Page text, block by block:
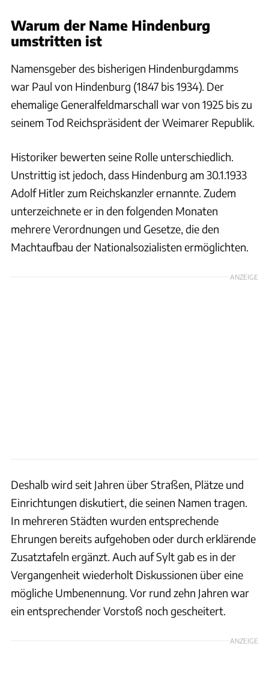
Warum der Name Hindenburg
umstritten ist
Namensgeber des bisherigen Hindenburgdamms
war Paul von Hindenburg (1847 bis 1934). Der
ehemalige Generalfeldmarschall war von 1925 bis zu
seinem Tod Reichspräsident der Weimarer Republik.
Historiker bewerten seine Rolle unterschiedlich.
Unstrittig ist jedoch, dass Hindenburg am 30.1.1933
Adolf Hitler zum Reichskanzler ernannte. Zudem
unterzeichnete er in den folgenden Monaten
mehrere Verordnungen und Gesetze, die den
Machtaufbau der Nationalsozialisten ermöglichten.
ANZEIGE
Deshalb wird seit Jahren über Straßen, Plätze und
Einrichtungen diskutiert, die seinen Namen tragen.
In mehreren Städten wurden entsprechende
Ehrungen bereits aufgehoben oder durch erklärende
Zusatztafeln ergänzt. Auch auf Sylt gab es in der
Vergangenheit wiederholt Diskussionen über eine
mögliche Umbenennung. Vor rund zehn Jahren war
ein entsprechender Vorstoß noch gescheitert.
ANZEIGE